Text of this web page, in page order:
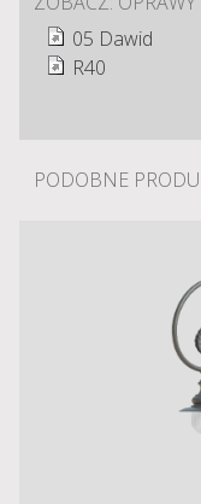
05 Dawid
R40
PODOBNE